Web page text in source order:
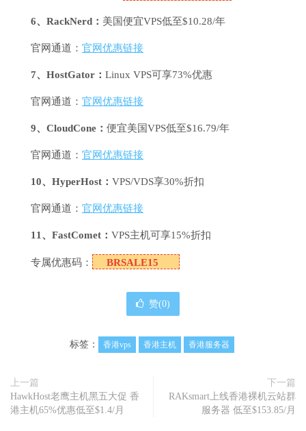
6、RackNerd： 美国便宜VPS低至$10.28/年
官网通道： 官网优惠链接
7、HostGator： Linux VPS可享73%优惠
官网通道： 官网优惠链接
9、CloudCone： 便宜美国VPS低至$16.79/年
官网通道： 官网优惠链接
10、HyperHost： VPS/VDS享30%折扣
官网通道： 官网优惠链接
11、FastComet： VPS主机可享15%折扣
专属优惠码： BRSALE15
赞(0)
标签： 香港vps 香港主机 香港服务器
上一篇
HawkHost老鹰主机黑五大促 香
港主机65%优惠低至$1.4/月
下一篇
RAKsmart上线香港裸机云站群
服务器 低至$153.85/月